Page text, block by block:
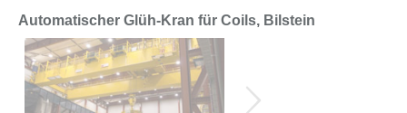
Automatischer Glüh-Kran für Coils, Bilstein